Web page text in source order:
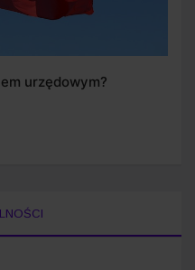
urzędowym?